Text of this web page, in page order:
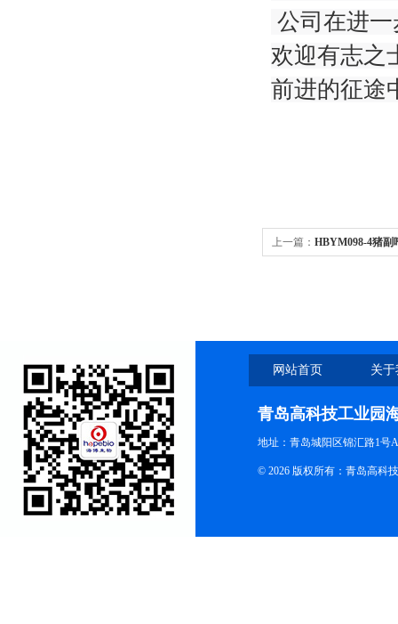
公司在进
欢迎有志之
前进的征途
上一篇： HBYM098-4猪副
网站首页 关
青岛高科技工业园
地址：青岛城阳区锦汇路1号
© 2026 版权所有：青岛高科